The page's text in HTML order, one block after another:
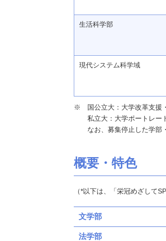
生活科学部
現代システム科学域
国公立大：大学改革支
私立大：大学ポートレー
なお、募集停止した学部
概要・特色
（*以下は、「栄冠めざして
文学部
法学部